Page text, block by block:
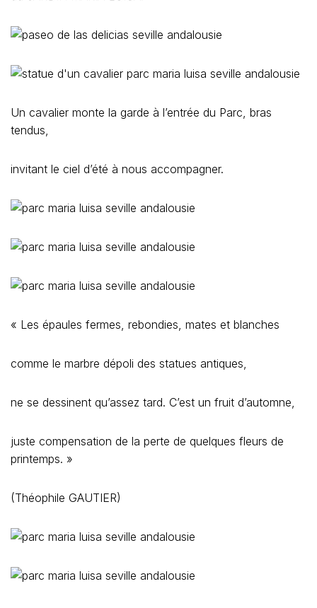
Un cavalier monte la garde à l’entrée du Parc, bras
tendus,
invitant le ciel d’été à nous accompagner.
« Les épaules fermes, rebondies, mates et blanches
comme le marbre dépoli des statues antiques,
ne se dessinent qu’assez tard. C’est un fruit d’automne,
juste compensation de la perte de quelques fleurs de
printemps. »
(Théophile GAUTIER)